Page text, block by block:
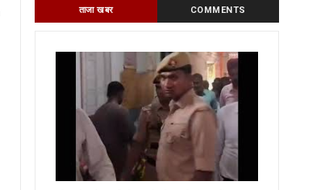
ताजा खबर COMMENTS